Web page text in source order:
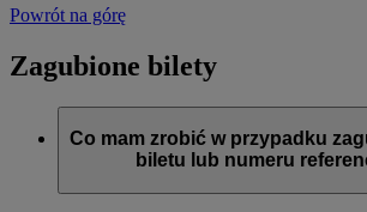
Powrót na górę
Zagubione bilety
Co mam zrobić w przypadku
biletu lub numeru